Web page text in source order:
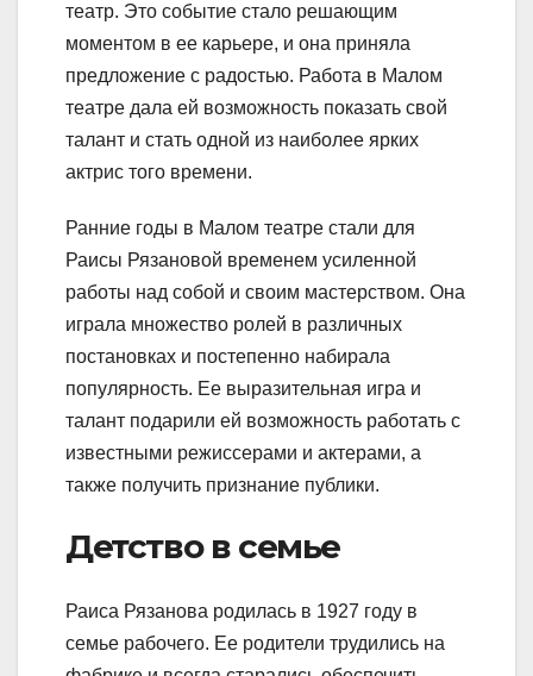
театр. Это событие стало решающим
моментом в ее карьере, и она приняла
предложение с радостью. Работа в Малом
театре дала ей возможность показать свой
талант и стать одной из наиболее ярких
актрис того времени.
Ранние годы в Малом театре стали для
Раисы Рязановой временем усиленной
работы над собой и своим мастерством. Она
играла множество ролей в различных
постановках и постепенно набирала
популярность. Ее выразительная игра и
талант подарили ей возможность работать с
известными режиссерами и актерами, а
также получить признание публики.
Детство в семье
Раиса Рязанова родилась в 1927 году в
семье рабочего. Ее родители трудились на